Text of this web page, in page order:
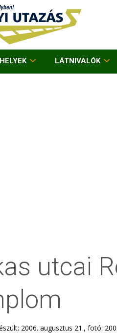
LÁTNIVALÓK
utcai
2006. augusztus 21., fotó: